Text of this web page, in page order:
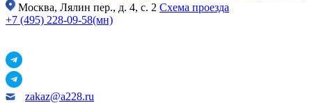
Москва, Лялин пер., д. 4, с. 2 Схема проезда
+7 (495) 228-09-58(мн)
zakaz@a228.ru